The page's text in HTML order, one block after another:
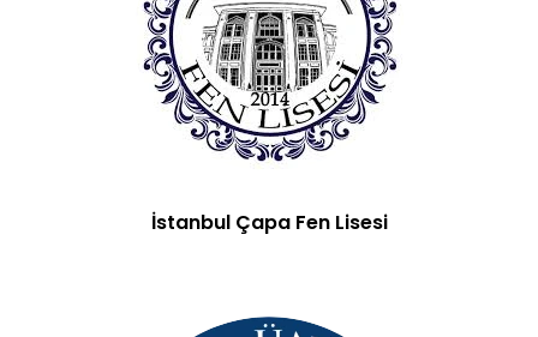
İstanbul Çapa Fen Lisesi